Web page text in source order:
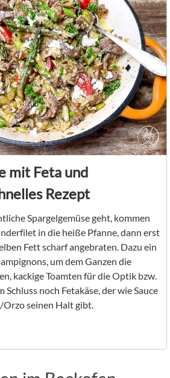
mit Feta und
Rezept
Spargelgemüse geht, kommen
in die heiße Pfanne, dann erst
Fett scharf angebraten. Dazu ein
um dem Ganzen die
kackige Toamten für die Optik bzw.
noch Fetakäse, der wie Sauce
seinen Halt gibt.